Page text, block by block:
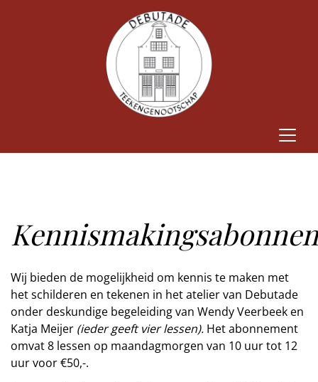
Wij bieden de mogelijkheid om kennis te maken met
het schilderen en tekenen in het atelier van Debutade
onder deskundige begeleiding van Wendy Veerbeek en
Katja Meijer (ieder geeft vier lessen). Het abonnement
omvat 8 lessen op maandagmorgen van 10 uur tot 12
uur voor €50,-.